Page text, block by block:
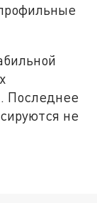
Последнее
не